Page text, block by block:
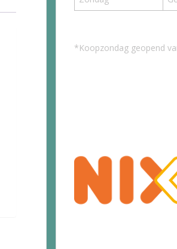
*Koopzondag geopend